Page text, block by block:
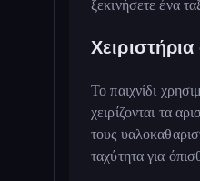
ξεκινήσετε ένα
Το παιχνίδι
χειρίζονται τα
τους
ταχύτητα για